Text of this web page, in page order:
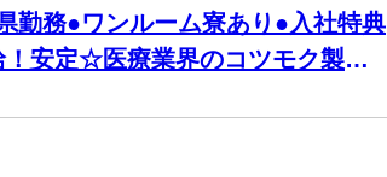
勤務●ワンルーム寮あり●入社特典
安定☆医療業界のコツモク製造